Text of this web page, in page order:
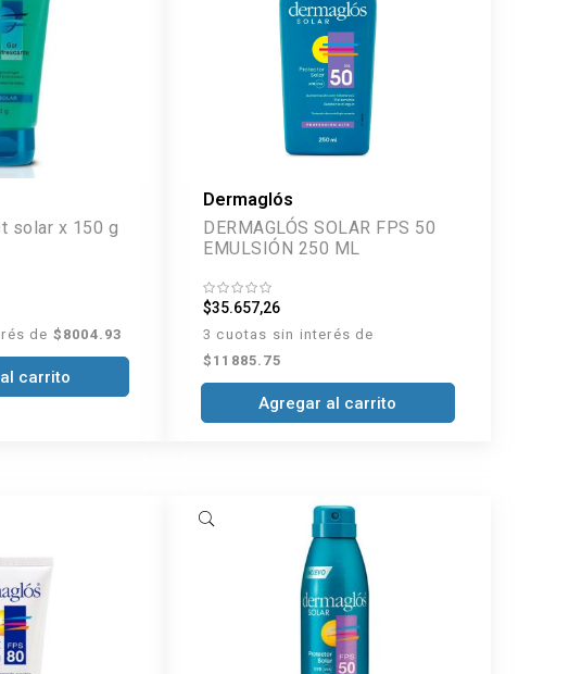
solar x 150 g
de $8004.93
carrito
Dermaglós
DERMAGLÓS SOLAR FPS 50
EMULSIÓN 250 ML
$35.657,26
3 cuotas sin interés de
$11885.75
Agregar al carrito